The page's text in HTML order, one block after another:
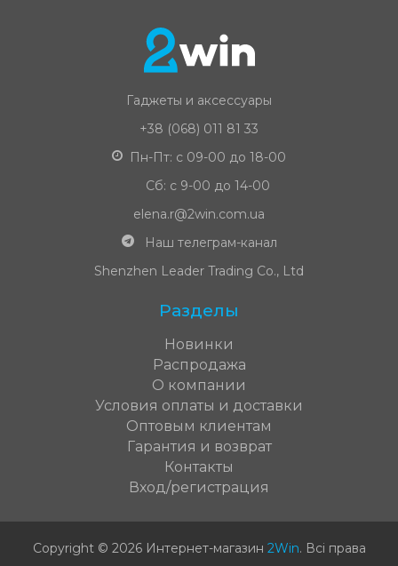
Гаджеты и аксессуары
+38 (068) 011 81 33
Пн-Пт: с 09-00 до 18-00
Сб: с 9-00 до 14-00
elena.r@2win.com.ua
Наш телеграм-канал
Shenzhen Leader Trading Co., Ltd
Разделы
Новинки
Распродажа
О компании
Условия оплаты и доставки
Оптовым клиентам
Гарантия и возврат
Контакты
Вход/регистрация
Copyright © 2026 Интернет-магазин 2Win. Всі права